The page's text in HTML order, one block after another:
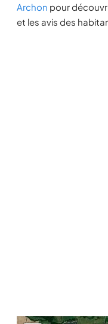
Archon pour
et les avis des